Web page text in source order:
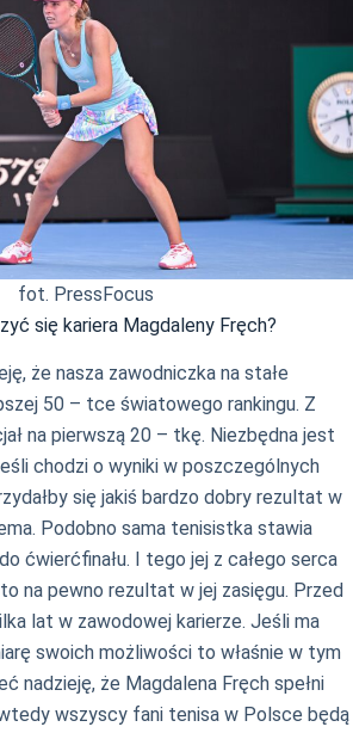
fot. PressFocus
się kariera Magdaleny Fręch?
że nasza zawodniczka na stałe
50 – tce światowego rankingu. Z
na pierwszą 20 – tkę. Niezbędna jest
chodzi o wyniki w poszczególnych
się jakiś bardzo dobry rezultat w
Podobno sama tenisistka stawia
ćwierćfinału. I tego jej z całego serca
na pewno rezultat w jej zasięgu. Przed
lat w zawodowej karierze. Jeśli ma
swoich możliwości to właśnie w tym
nadzieję, że Magdalena Fręch spełni
wszyscy fani tenisa w Polsce będą